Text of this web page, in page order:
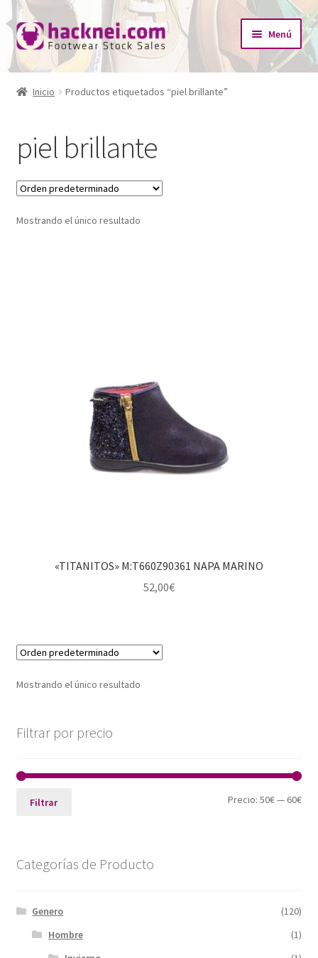
Ir
a
la
Ir
al
contenido
Menú
Inicio
Tienda
Catálogo Empresas
Redes Sociales
Inicio Productos etiquetados “piel brillante”
piel brillante
Mostrando el único resultado
«TITANITOS» M:T660Z90361 NAPA MARINO
52,00€
Mostrando el único resultado
Filtrar por precio
Filtrar Precio:50€— 60€
Categorías de Producto
Genero
(120)
Hombre
(1)